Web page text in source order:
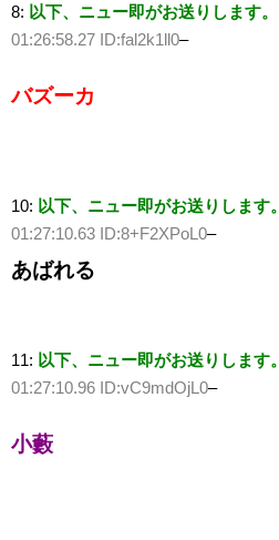
8: 以下、ニュー即がお送りします。
01:26:58.27 ID:fal2k1ll0–
バズーカ
10: 以下、ニュー即がお送りします。
01:27:10.63 ID:8+F2XPoL0–
あばれる
11: 以下、ニュー即がお送りします。
01:27:10.96 ID:vC9mdOjL0–
小藪